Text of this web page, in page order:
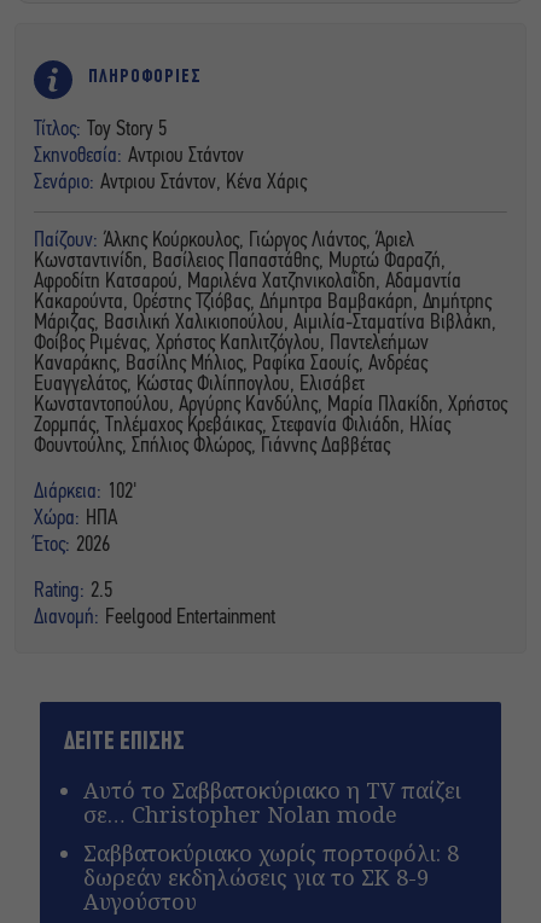
ΠΛΗΡΟΦΟΡΙΕΣ
Τίτλος:
Toy Story 5
Σκηνοθεσία: Αντριου Στάντον
Σενάριο: Αντριου Στάντον, Κένα Χάρις
Παίζουν: Άλκης Κούρκουλος, Γιώργος Λιάντος, Άριελ
Κωνσταντινίδη, Βασίλειος Παπαστάθης, Μυρτώ Φαραζή,
Αφροδίτη Κατσαρού, Μαριλένα Χατζηνικολαΐδη, Αδαμαντία
Κακαρούντα, Ορέστης Τζιόβας, Δήμητρα Βαμβακάρη, Δημήτρης
Μάριζας, Βασιλική Χαλικιοπούλου, Αιμιλία-Σταματίνα Βιβλάκη,
Φοίβος Ριμένας, Χρήστος Καπλιτζόγλου, Παντελεήμων
Καναράκης, Βασίλης Μήλιος, Ραφίκα Σαουίς, Ανδρέας
Ευαγγελάτος, Κώστας Φιλίππογλου, Ελισάβετ
Κωνσταντοπούλου, Αργύρης Κανδύλης, Μαρία Πλακίδη, Χρήστος
Ζορμπάς, Τηλέμαχος Κρεβάικας, Στεφανία Φιλιάδη, Ηλίας
Φουντούλης, Σπήλιος Φλώρος, Γιάννης Δαββέτας
Διάρκεια: 102'
Χώρα: ΗΠΑ
Έτος: 2026
Rating: 2.5
Διανομή: Feelgood Entertainment
ΔΕΙΤΕ ΕΠΙΣΗΣ
Αυτό το Σαββατοκύριακο η TV παίζει
σε… Christopher Nolan mode
Σαββατοκύριακο χωρίς πορτοφόλι: 8
δωρεάν εκδηλώσεις για το ΣΚ 8-9
Αυγούστου